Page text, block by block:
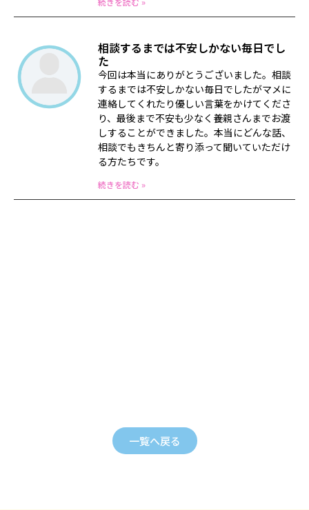
相談するまでは不安しかない毎日でし
た
今回は本当にありがとうございました。相談
するまでは不安しかない毎日でしたがマメに
連絡してくれたり優しい言葉をかけてくださ
り、最後まで不安も少なく養親さんまでお渡
しすることができました。本当にどんな話、
相談でもきちんと寄り添って聞いていただけ
る方たちです。
続きを読む »
一覧へ戻る